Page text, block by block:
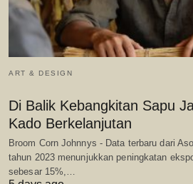
ART & DESIGN
Di Balik Kebangkitan Sapu
Kado Berkelanjutan
Broom Corn Johnnys - Data terbaru dari
tahun 2023 menunjukkan peningkatan
sebesar 15%,…